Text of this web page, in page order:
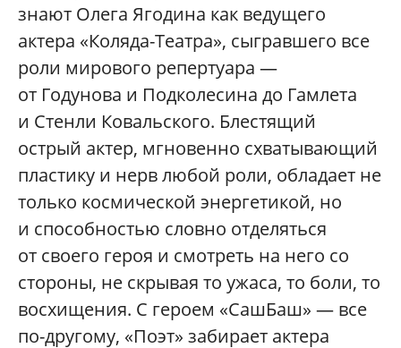
знают Олега Ягодина как ведущего
актера «Коляда-Театра», сыгравшего все
роли мирового репертуара —
от Годунова и Подколесина до Гамлета
и Стенли Ковальского. Блестящий
острый актер, мгновенно схватывающий
пластику и нерв любой роли, обладает не
только космической энергетикой, но
и способностью словно отделяться
от своего героя и смотреть на него со
стороны, не скрывая то ужаса, то боли, то
восхищения. С героем «СашБаш» — все
по-другому, «Поэт» забирает актера